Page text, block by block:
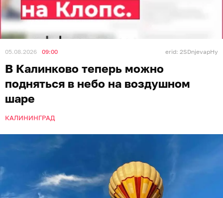
05.08.2026 09:00 erid: 2SDnjevapHy
В Калинково теперь можно
подняться в небо на воздушном
шаре
КАЛИНИНГРАД